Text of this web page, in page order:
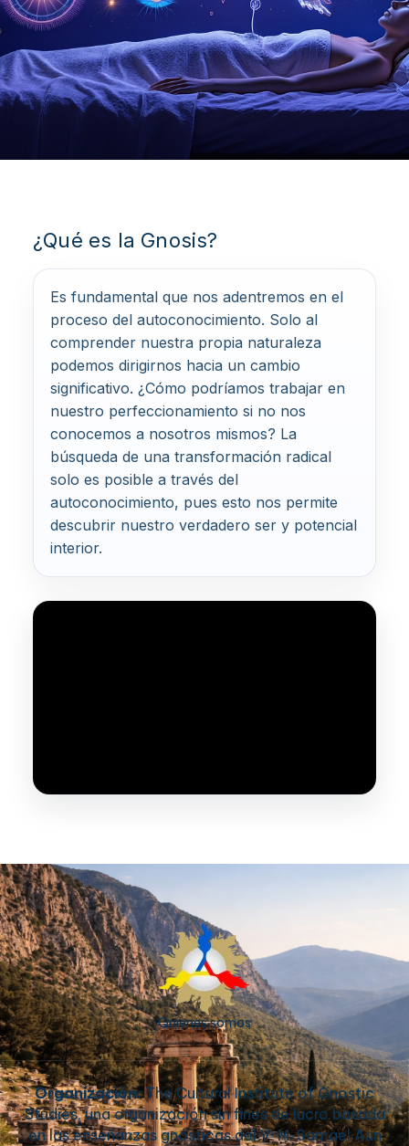
Sedes
Donar
Si tú ignoras las excelencias de tu
propia casa, ¿cómo pretendes
encontrar otras excelencias?
Inscríbete ahora
¿Qué es la Gnosis?
Es fundamental que nos adentremos en el
proceso del autoconocimiento. Solo al
comprender nuestra propia naturaleza
podemos dirigirnos hacia un cambio
significativo. ¿Cómo podríamos trabajar en
nuestro perfeccionamiento si no nos
conocemos a nosotros mismos? La
búsqueda de una transformación radical
solo es posible a través del
autoconocimiento, pues esto nos permite
descubrir nuestro verdadero ser y potencial
interior.
Quienes somos
Organización:The Cultural Institute of Gnostic
Studies, una organización sin fines de lucro basada
en las enseñanzas gnósticas del V. M. Samael Aun